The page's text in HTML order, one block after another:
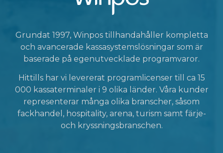
Grundat 1997, Winpos tillhandahåller kompletta
och avancerade kassasystemslösningar som är
baserade på egenutvecklade programvaror.
Hittills har vi levererat programlicenser till ca 15
000 kassaterminaler i 9 olika länder. Våra kunder
representerar många olika branscher, såsom
fackhandel, hospitality, arena, turism samt färje-
och kryssningsbranschen.